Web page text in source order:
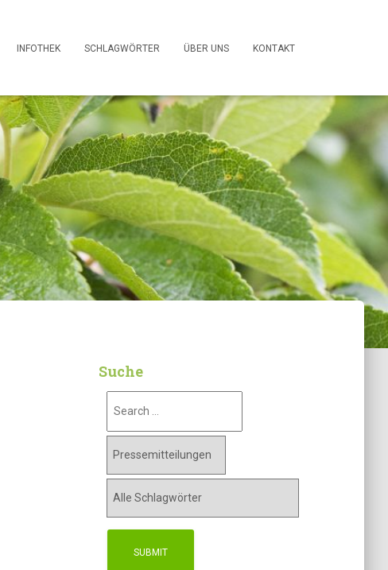
INFOTHEK SCHLAGWÖRTER ÜBER UNS KONTAKT
Suche